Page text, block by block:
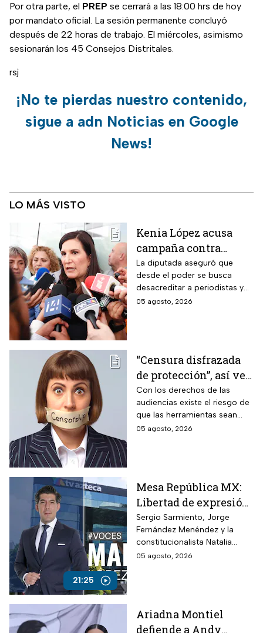
Por otra parte, el PREP se cerrará a las 18:00 hrs de hoy
por mandato oficial. La sesión permanente concluyó
después de 22 horas de trabajo. El miércoles, asimismo
sesionarán los 45 Consejos Distritales.
rsj
¡No te pierdas nuestro contenido,
sigue a adn Noticias en Google
News!
LO MÁS VISTO
Kenia López acusa
campaña contra
periodistas y lanza
advertencia por la
libertad de expresión
La diputada aseguró que
desde el poder se busca
desacreditar a periodistas y
medios de comunicación.
05 agosto, 2026
“Censura disfrazada
de protección”, así ve
Roberto Ruíz los
cambios a la Ley de
Telecomunicaciones
Con los derechos de las
audiencias existe el riesgo de
que las herramientas sean
utilizadas para presionar o
05 agosto, 2026
21:25
Mesa República MX:
Libertad de expresión
en riesgo y los
ataques contra TV
Azteca
Sergio Sarmiento, Jorge
Fernández Menéndez y la
constitucionalista Natalia
Torres analizan los recientes
05 agosto, 2026
Ariadna Montiel
defiende a Andy